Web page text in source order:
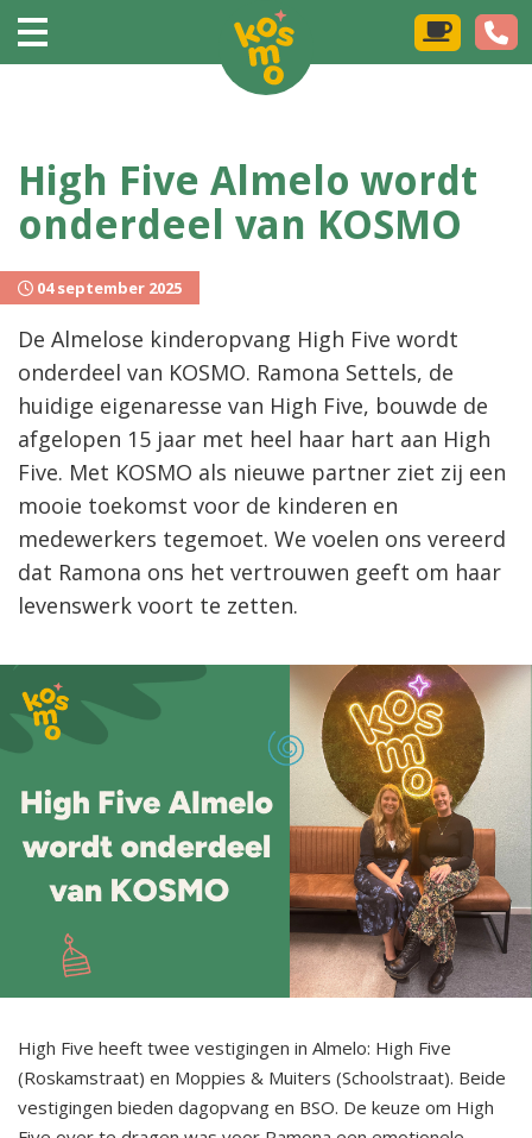
High Five Almelo wordt
onderdeel van KOSMO
04 september 2025
De Almelose kinderopvang High Five wordt
onderdeel van KOSMO. Ramona Settels, de
huidige eigenaresse van High Five, bouwde de
afgelopen 15 jaar met heel haar hart aan High
Five. Met KOSMO als nieuwe partner ziet zij een
mooie toekomst voor de kinderen en
medewerkers tegemoet. We voelen ons vereerd
dat Ramona ons het vertrouwen geeft om haar
levenswerk voort te zetten.
High Five heeft twee vestigingen in Almelo: High Five
(Roskamstraat) en Moppies & Muiters (Schoolstraat). Beide
vestigingen bieden dagopvang en BSO. De keuze om High